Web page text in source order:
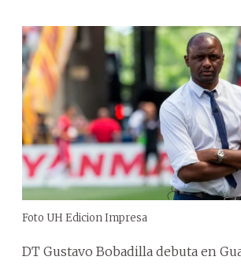
Foto UH Edicion Impresa
DT Gustavo Bobadilla debuta en